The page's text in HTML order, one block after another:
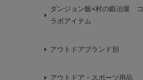
ダンジョン飯×村の鍛冶屋 コ
ラボアイテム
アウトドアブランド別
アウトドア・スポーツ用品